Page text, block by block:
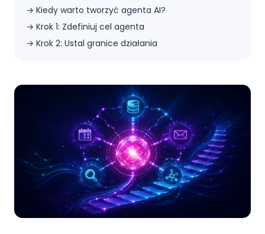
→ Kiedy warto tworzyć agenta AI?
→ Krok 1: Zdefiniuj cel agenta
→ Krok 2: Ustal granice działania